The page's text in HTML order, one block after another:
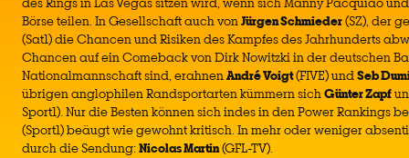
Börse teilen. In Gesellschaft auch vonJürgen Schmieder(SZ), der
(Sat1) die Chancen und Risiken des Kampfes des Jahrhunderts
Chancen auf ein Comeback von Dirk Nowitzki in der deutschen
Nationalmannschaft sind, erahnenAndré Voigt(FIVE) undSeb
übrigen anglophilen Randsportarten kümmern sichGünter Zapf
Sport1). Nur die Besten können sich indes in den Power Rankings
(Sport1) beäugt wie gewohnt kritisch. In mehr oder weniger
durch die Sendung:Nicolas Martin(GFL-TV).